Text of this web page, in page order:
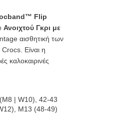
Flip
Ανοιχτού Γκρι με
αισθητική των
Είναι η
καλοκαιρινές
| W10) 42-43
M13 (48-49)